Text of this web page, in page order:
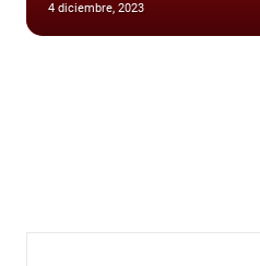
4 diciembre, 2023